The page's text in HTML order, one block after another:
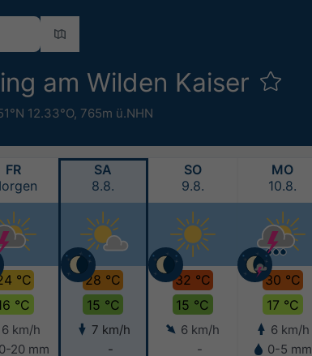
am Wilden Kaiser
12.33°O, 765m ü.NHN
FR
°C
°C
6 km/h
20 mm
SA
8.8.
28 °C
15 °C
7 km/h
-
SO
9.8.
32 °C
15 °C
6 km/h
-
MO
10.8.
30 °C
17 °C
6 km/h
0-5 mm